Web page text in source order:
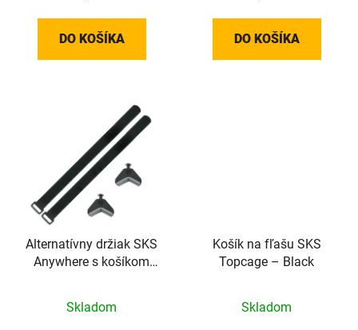
DO KOŠÍKA DO KOŠÍKA
Alternatívny držiak SKS
Anywhere s košíkom
Skladom
Košík na fľašu SKS
Topcage – Black
Skladom